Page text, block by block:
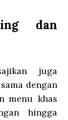
dan
juga
dengan
menu khas
hingga